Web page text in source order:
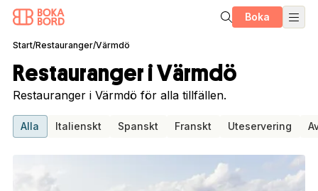
Boka
Start/Restauranger/Värmdö
Restauranger i Värmdö
Restauranger i Värmdö för alla tillfällen.
Alla Italienskt Spanskt Franskt Uteservering